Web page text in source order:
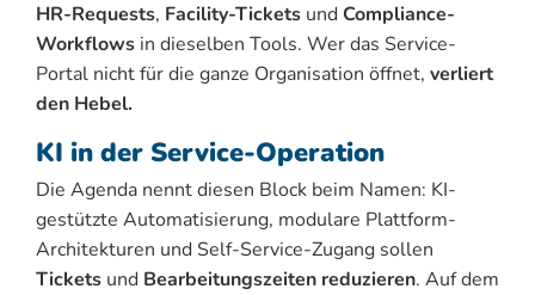
HR-Requests, Facility-Tickets und Compliance-
Workflows in dieselben Tools. Wer das Service-
Portal nicht für die ganze Organisation öffnet, verliert
den Hebel.
KI in der Service-Operation
Die Agenda nennt diesen Block beim Namen: KI-
gestützte Automatisierung, modulare Plattform-
Architekturen und Self-Service-Zugang sollen
Tickets und Bearbeitungszeiten reduzieren. Auf dem